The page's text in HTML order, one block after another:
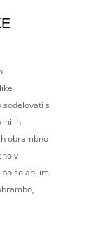
sodelovati s
in
obrambno
v
šolah jim